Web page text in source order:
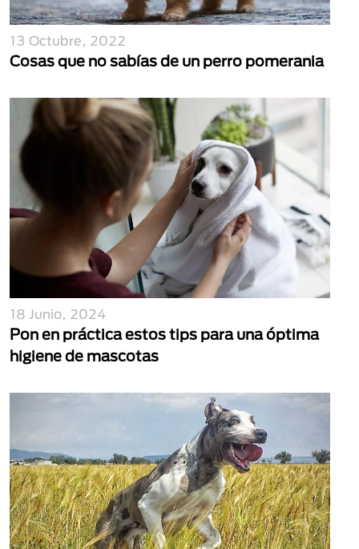
13 Octubre, 2022
Cosas que no sabías de un perro pomerania
18 Junio, 2024
Pon en práctica estos tips para una óptima
higiene de mascotas